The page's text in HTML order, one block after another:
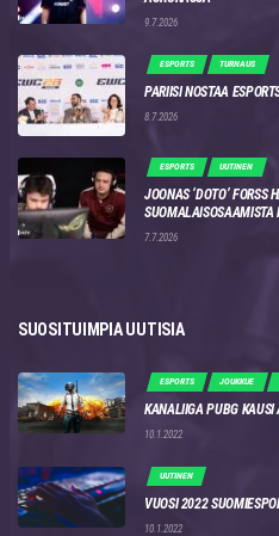
9.7.2026
ESPORTS TURNAUS
PARIISI NOSTAA
8.7.2026
ESPORTS UUTINEN
JOONAS ‘DOTO’
7.7.2026
SUOSITUIMPIA UUTISIA
ESPORTS JOUKKUE
KANALIIGA PUBG KAUSI
10.1.2022
UUTINEN
VUOSI 2022
10.1.2022